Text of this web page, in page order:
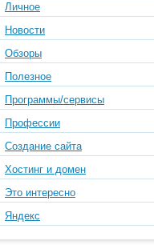
Личное
Новости
Обзоры
Полезное
Программы/сервисы
Профессии
Создание сайта
Хостинг и домен
Это интересно
Яндекс